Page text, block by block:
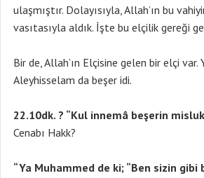
ulaşmıştır. Dolayısıyla, Allah’ın bu
vasıtasıyla aldık. İşte bu elçilik gereği
Bir de, Allah’ın Elçisine gelen bir elçi var.
Aleyhisselam da beşer idi.
22.10dk. ? “Kul innemâ beşerin
Cenabı Hakk?
“Ya Muhammed de ki; “Ben sizin gibi